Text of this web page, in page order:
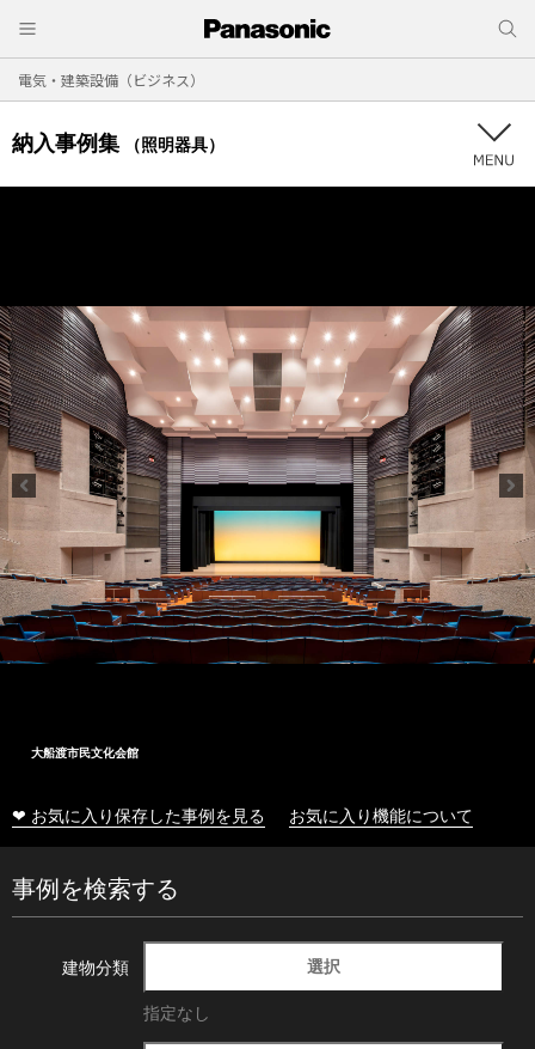
電気・建築設備（ビジネス）
納入事例集 （照明器具）
大船渡市民文化会館
❤ お気に入り保存した事例を見る お気に入り機能について
事例を検索する
建物分類 選択
指定なし